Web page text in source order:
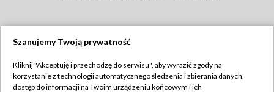
TVP
Szanujemy Twoją prywatność
Kliknij "Akceptuję i przechodzę do serwisu", aby wyrazić zgody na
korzystanie z technologii automatycznego śledzenia i zbierania danych,
dostęp do informacji na Twoim urządzeniu końcowym i ich